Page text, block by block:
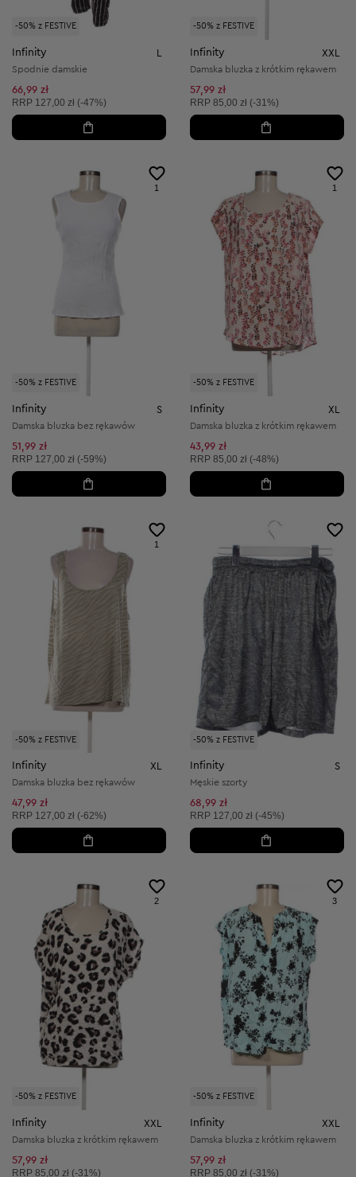
-50% z FESTIVE
Infinity L
Spodnie damskie
66,99 zł
Cena sugerowana:
RRP 127,00 zł (-47%)
-50% z FESTIVE
Infinity XXL
Damska bluzka z krótkim rękawem
57,99 zł
Cena sugerowana:
RRP 85,00 zł (-31%)
-50% z FESTIVE
1
Infinity S
Damska bluzka bez rękawów
51,99 zł
Cena sugerowana:
RRP 127,00 zł (-59%)
-50% z FESTIVE
1
Infinity XL
Damska bluzka z krótkim rękawem
43,99 zł
Cena sugerowana:
RRP 85,00 zł (-48%)
-50% z FESTIVE
1
Infinity XL
Damska bluzka bez rękawów
47,99 zł
Cena sugerowana:
RRP 127,00 zł (-62%)
-50% z FESTIVE
Infinity S
Męskie szorty
68,99 zł
Cena sugerowana:
RRP 127,00 zł (-45%)
-50% z FESTIVE
2
Infinity XXL
Damska bluzka z krótkim rękawem
57,99 zł
Cena sugerowana:
RRP 85,00 zł (-31%)
-50% z FESTIVE
3
Infinity XXL
Damska bluzka z krótkim rękawem
57,99 zł
Cena sugerowana:
RRP 85,00 zł (-31%)